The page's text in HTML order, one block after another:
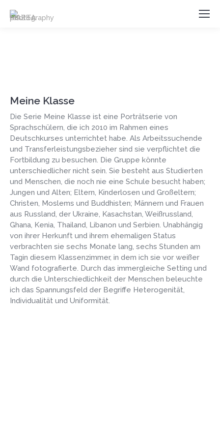
Meine Klasse
Die Serie Meine Klasse ist eine Porträtserie von
Sprachschülern, die ich 2010 im Rahmen eines
Deutschkurses unterrichtet habe. Als Arbeitssuchende
und Transferleistungsbezieher sind sie verpflichtet die
Fortbildung zu besuchen. Die Gruppe könnte
unterschiedlicher nicht sein. Sie besteht aus Studierten
und Menschen, die noch nie eine Schule besucht haben;
Jungen und Alten; Eltern, Kinderlosen und Großeltern;
Christen, Moslems und Buddhisten; Männern und Frauen
aus Russland, der Ukraine, Kasachstan, Weißrussland,
Ghana, Kenia, Thailand, Libanon und Serbien. Unabhängig
von ihrer Herkunft und ihrem ehemaligen Status
verbrachten sie sechs Monate lang, sechs Stunden am
Tagin diesem Klassenzimmer, in dem ich sie vor weißer
Wand fotografierte. Durch das immergleiche Setting und
durch die Unterschiedlichkeit der Menschen beleuchte
ich das Spannungsfeld der Begriffe Heterogenität,
Individualität und Uniformität.